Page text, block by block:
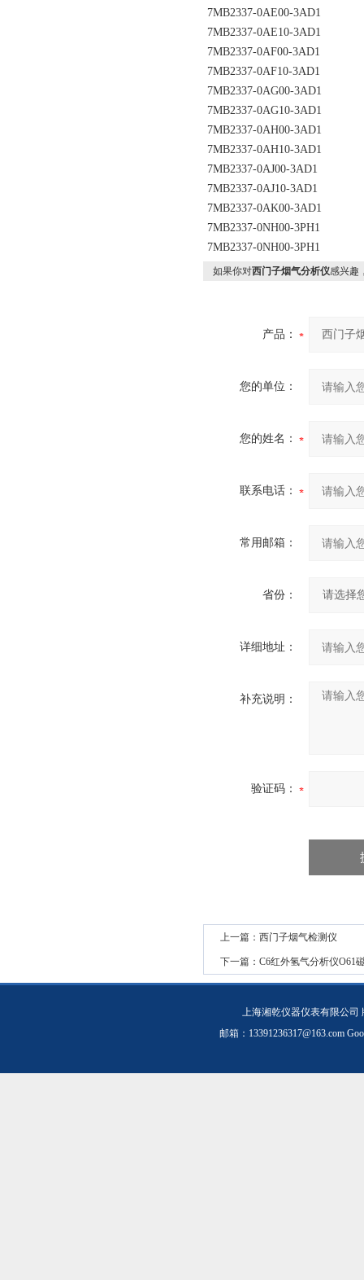
7MB2337-0AE00-3AD1
7MB2337-0AE10-3AD1
7MB2337-0AF00-3AD1
7MB2337-0AF10-3AD1
7MB2337-0AG00-3AD1
7MB2337-0AG10-3AD1
7MB2337-0AH00-3AD1
7MB2337-0AH10-3AD1
7MB2337-0AJ00-3AD1
7MB2337-0AJ10-3AD1
7MB2337-0AK00-3AD1
7MB2337-0NH00-3PH1
7MB2337-0NH00-3PH1
如果你对西门子烟气分析仪感兴趣
产品：
您的单位：
您的姓名：
联系电话：
常用邮箱：
省份：
详细地址：
补充说明：
验证码：
上一篇： 西门子烟气检测仪
下一篇： C6红外氢气分析仪O61
上海湘乾仪器仪表有限公司
邮箱： 13391236317@163.com